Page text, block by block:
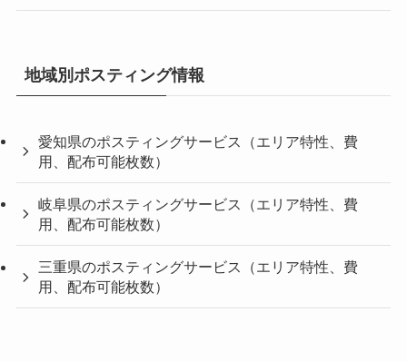
地域別ポスティング情報
愛知県のポスティングサービス（エリア特性、費
用、配布可能枚数）
岐阜県のポスティングサービス（エリア特性、費
用、配布可能枚数）
三重県のポスティングサービス（エリア特性、費
用、配布可能枚数）